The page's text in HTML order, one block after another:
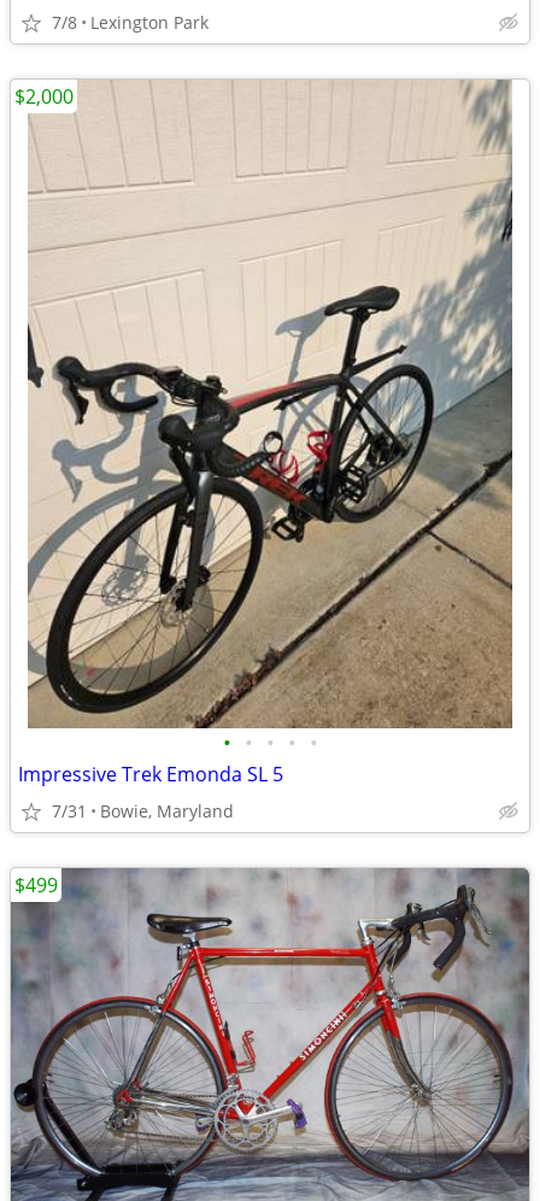
7/8 Lexington Park
• • • • •
Impressive Trek Emonda SL 5
7/31 Bowie, Maryland
$2,000
$499